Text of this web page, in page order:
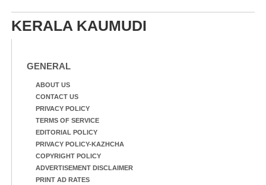
KERALA KAUMUDI
GENERAL
ABOUT US
CONTACT US
PRIVACY POLICY
TERMS OF SERVICE
EDITORIAL POLICY
PRIVACY POLICY-KAZHCHA
COPYRIGHT POLICY
ADVERTISEMENT DISCLAIMER
PRINT AD RATES